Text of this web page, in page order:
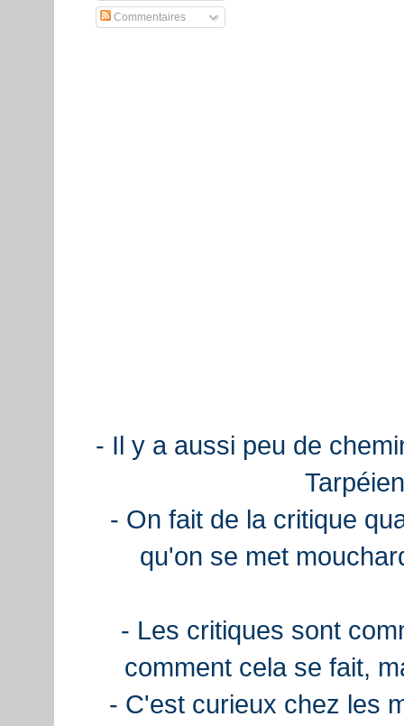
Commentaires
- Il y a aussi peu de
- On fait de la critique
qu'on se met
- Les critiques sont
comment cela se fait,
- C'est curieux chez les